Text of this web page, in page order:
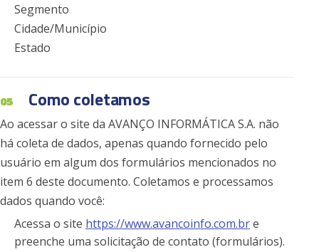
Segmento
Cidade/Município
Estado
05 Como coletamos
Ao acessar o site da AVANÇO INFORMÁTICA S.A. não
há coleta de dados, apenas quando fornecido pelo
usuário em algum dos formulários mencionados no
item 6 deste documento. Coletamos e processamos
dados quando você:
Acessa o site https://www.avancoinfo.com.bre
preenche uma solicitação de contato (formulários).